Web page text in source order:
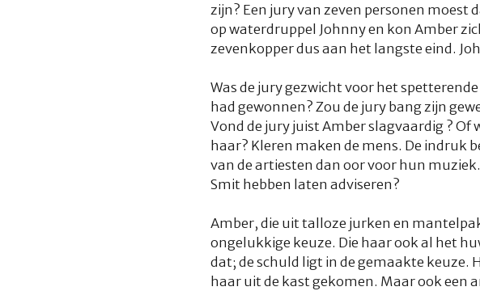
zijn? Een jury van zeven personen moest
op waterdruppel Johnny en kon Amber
zevenkopper dus aan het langste eind.
Was de jury gezwicht voor het
had gewonnen? Zou de jury bang zijn
Vond de jury juist Amber slagvaardig ?
haar? Kleren maken de mens. De indruk
van de artiesten dan oor voor hun
Smit hebben laten adviseren?
Amber, die uit talloze jurken en
ongelukkige keuze. Die haar ook al het
dat; de schuld ligt in de gemaakte keuze.
haar uit de kast gekomen. Maar ook een